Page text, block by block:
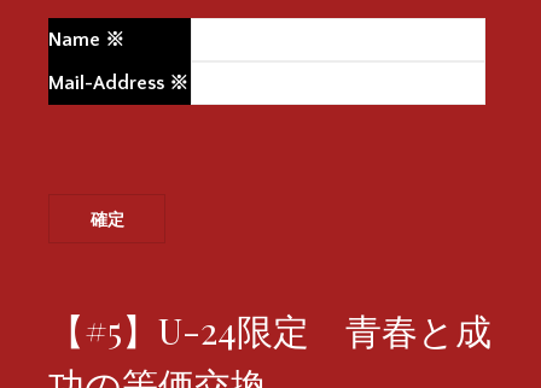
Name ※
Mail-Address ※
【#5】U-24限定 青春と成